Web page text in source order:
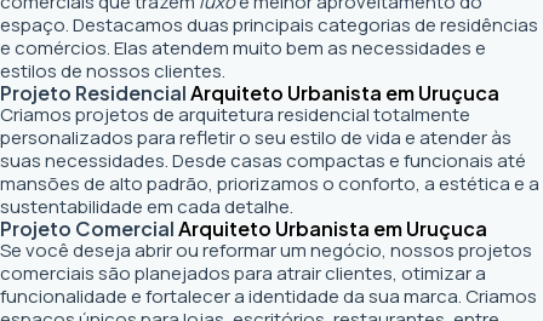
espaço. Destacamos duas principais categorias de residências
e comércios. Elas atendem muito bem as necessidades e
estilos de nossos clientes.
Projeto ResidencialArquiteto Urbanista em Uruçuca
Criamos projetos de arquitetura residencial totalmente
personalizados para refletir o seu estilo de vida e atender às
suas necessidades. Desde casas compactas e funcionais até
mansões de alto padrão, priorizamos o conforto, a estética e a
sustentabilidade em cada detalhe.
Projeto ComercialArquiteto Urbanista em Uruçuca
Se você deseja abrir ou reformar um negócio, nossos projetos
comerciais são planejados para atrair clientes, otimizar a
funcionalidade e fortalecer a identidade da sua marca. Criamos